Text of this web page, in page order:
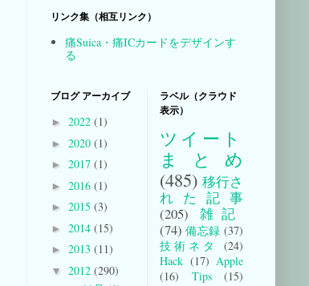
リンク集（相互リンク）
痛Suica・痛ICカードをデザインす
る
ブログ アーカイブ
► 2022 (1)
► 2020 (1)
► 2017 (1)
► 2016 (1)
► 2015 (3)
► 2014 (15)
► 2013 (11)
▼ 2012 (290)
ラベル（クラウド
表示）
ツイート
まとめ
(485) 移行さ
れた記事
(205)
雑記
(74) 備忘録 (37)
技術ネタ
(24)
Hack (17) Apple
(16)
Tips
(15)